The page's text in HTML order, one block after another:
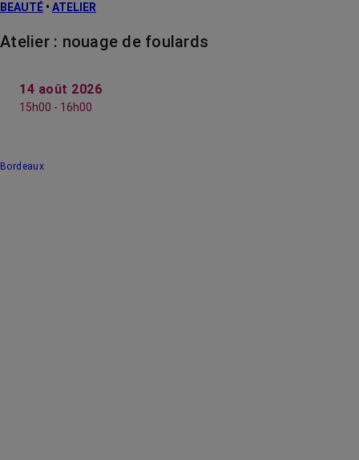
BEAUTÉ • ATELIER
Atelier : nouage de foulards
14 août 2026
15h00 - 16h00
Bordeaux